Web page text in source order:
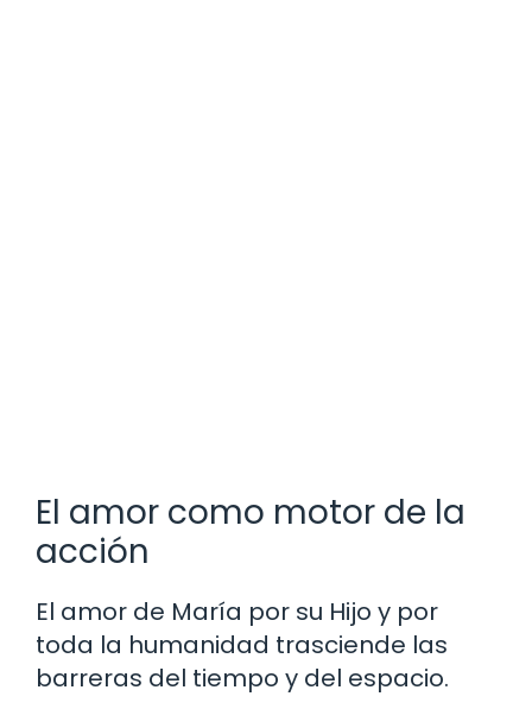
El amor como motor de la
acción
El amor de María por su Hijo y por
toda la humanidad trasciende las
barreras del tiempo y del espacio.